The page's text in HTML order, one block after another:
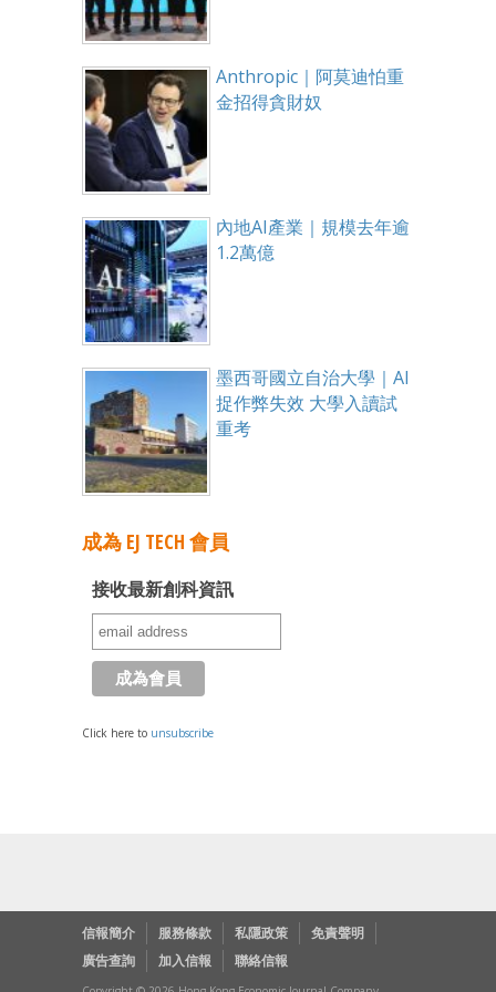
Anthropic｜阿莫迪怕重
金招得貪財奴
內地AI產業｜規模去年逾
1.2萬億
墨西哥國立自治大學｜AI
捉作弊失效 大學入讀試
重考
成為 EJ TECH 會員
接收最新創科資訊
Click here to unsubscribe
信報簡介 服務條款 私隱政策
免責聲明
廣告查詢
加入信報 聯絡信報